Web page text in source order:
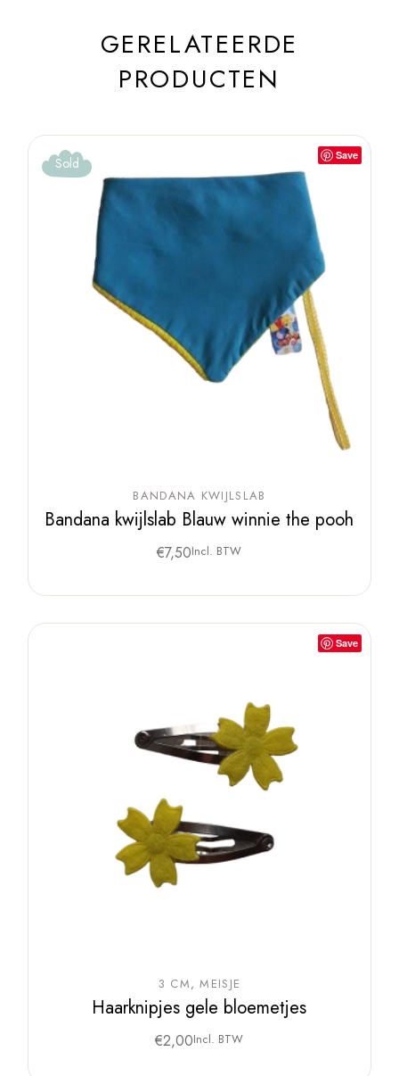
GERELATEERDE
PRODUCTEN
Save
Sold
BANDANA KWIJLSLAB
Bandana kwijlslab Blauw winnie the pooh
€7,50Incl. BTW
Save
3 CM MEISJE
Haarknipjes gele bloemetjes
€2,00Incl. BTW